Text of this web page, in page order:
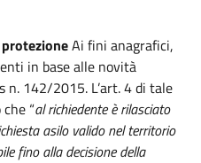
Ai fini anagrafici,
in base alle novità
142/2015. L’art. 4 di tale
“al richiedente è rilasciato
asilo valido nel territorio
fino alla decisione della